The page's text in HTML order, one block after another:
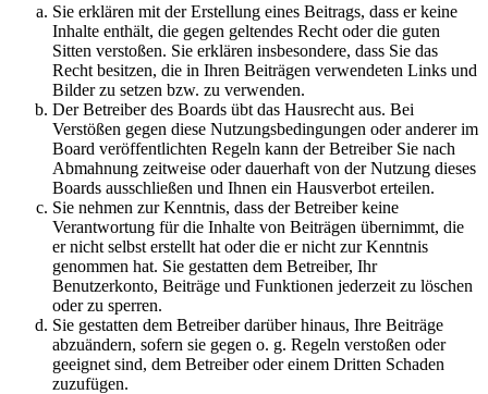
Sie erklären mit der Erstellung eines Beitrags, dass er keine
Inhalte enthält, die gegen geltendes Recht oder die guten
Sitten verstoßen. Sie erklären insbesondere, dass Sie das
Recht besitzen, die in Ihren Beiträgen verwendeten Links und
Bilder zu setzen bzw. zu verwenden.
Der Betreiber des Boards übt das Hausrecht aus. Bei
Verstößen gegen diese Nutzungsbedingungen oder anderer im
Board veröffentlichten Regeln kann der Betreiber Sie nach
Abmahnung zeitweise oder dauerhaft von der Nutzung dieses
Boards ausschließen und Ihnen ein Hausverbot erteilen.
Sie nehmen zur Kenntnis, dass der Betreiber keine
Verantwortung für die Inhalte von Beiträgen übernimmt, die
er nicht selbst erstellt hat oder die er nicht zur Kenntnis
genommen hat. Sie gestatten dem Betreiber, Ihr
Benutzerkonto, Beiträge und Funktionen jederzeit zu löschen
oder zu sperren.
Sie gestatten dem Betreiber darüber hinaus, Ihre Beiträge
abzuändern, sofern sie gegen o. g. Regeln verstoßen oder
geeignet sind, dem Betreiber oder einem Dritten Schaden
zuzufügen.